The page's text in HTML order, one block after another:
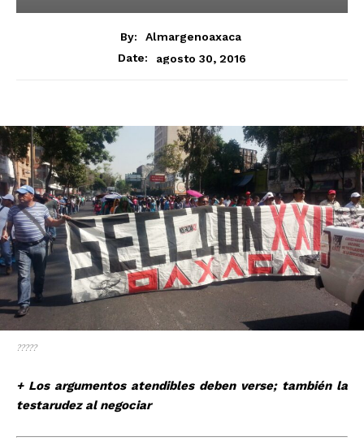
By:
Almargenoaxaca
Date:
agosto 30, 2016
?????
+ Los argumentos atendibles deben verse; también la
testarudez al negociar